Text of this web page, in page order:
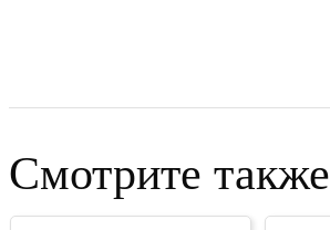
Смотрите также